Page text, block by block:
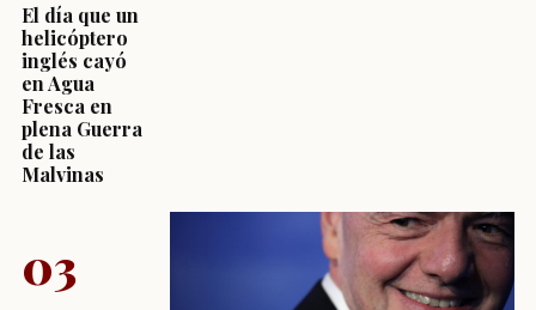
El día que un
helicóptero
inglés cayó
en Agua
Fresca en
plena Guerra
de las
Malvinas
03